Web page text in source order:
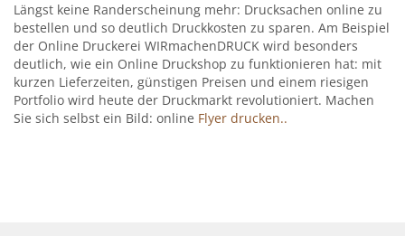
Längst keine Randerscheinung mehr: Drucksachen online zu
bestellen und so deutlich Druckkosten zu sparen. Am Beispiel
der Online Druckerei WIRmachenDRUCK wird besonders
deutlich, wie ein Online Druckshop zu funktionieren hat: mit
kurzen Lieferzeiten, günstigen Preisen und einem riesigen
Portfolio wird heute der Druckmarkt revolutioniert. Machen
Sie sich selbst ein Bild: online Flyer drucken..